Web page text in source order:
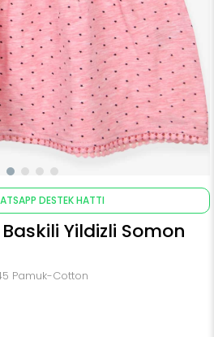
DESTEK HATTI
Yildizli Somon
Pamuk-Cotton